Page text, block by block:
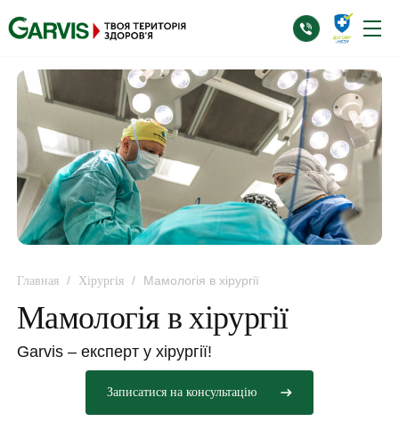
Главная / Хірургія / Мамологія в хірургії
Мамологія в хірургії
Garvis – експерт у хірургії!
Записатися на консультацію